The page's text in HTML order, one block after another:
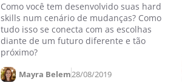
Como você tem desenvolvido suas hard
skills num cenário de mudanças? Como
tudo isso se conecta com as escolhas
diante de um futuro diferente e tão
próximo?
Mayra Belem28/08/2019